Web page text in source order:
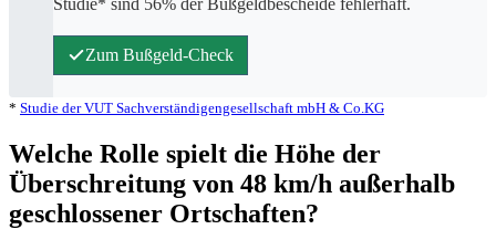
Studie* sind 56% der Bußgeldbescheide fehlerhaft.
Zum Bußgeld-Check
* Studie der VUT Sachverständigengesellschaft mbH & Co.KG
Welche Rolle spielt die Höhe der
Überschreitung von 48 km/h außerhalb
geschlossener Ortschaften?